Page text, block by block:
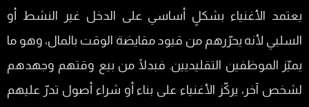
يعتمد الأغنياء بشكلٍ أساسي على الدخل غير النشط أو
السلبي لأنه يحرّرهم من قيود مقايضة الوقت بالمال، وهو ما
يميّز الموظفين التقليديين. فبدلًا من بيع وقتهم وجهدهم
لشخص آخر، يركّز الأغنياء على بناء أو شراء أصول تدرّ عليهم